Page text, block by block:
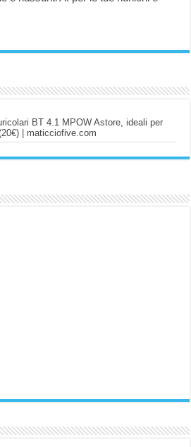
BT 4.1 MPOW Astore, ideali per
| maticciofive.com